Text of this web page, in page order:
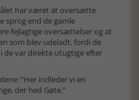
har været at oversætte
sprog end de gamle
fejlagtige oversættelser og at
som blev udeladt, fordi de
de var direkte utugtige efter
”Her indleder vi en
der hed Gøte.”